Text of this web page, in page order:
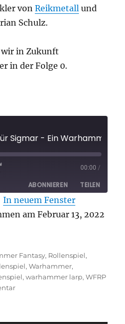
vonReikmetall und
Schulz.
wir in Zukunft
in der Folge 0.
00:00 /
ABONNIEREN TEILEN
|In neuem Fenster
am Februar 13, 2022
Fantasy, Rollenspiel,
,Warhammer,
,warhammer larp,WFRP
zu